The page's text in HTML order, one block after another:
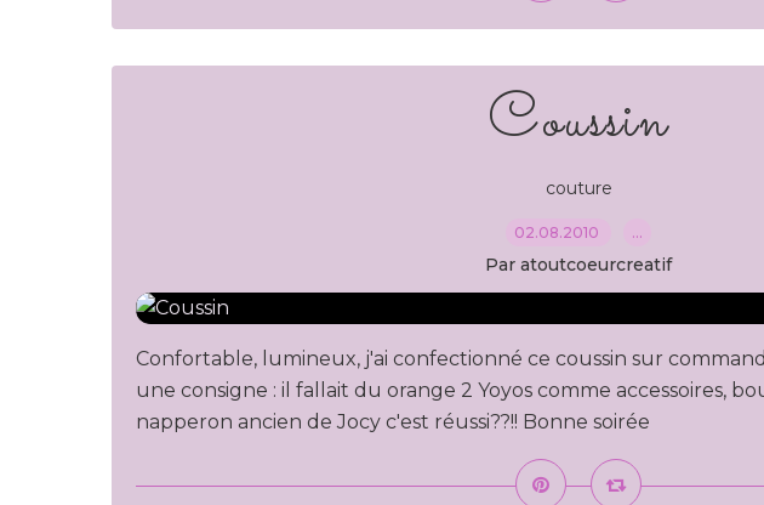
Coussin
couture
02.08.2010 …
Par atoutcoeurcreatif
Confortable, lumineux, j'ai confectionné ce coussin sur
une consigne : il fallait du orange 2 Yoyos comme accessoires,
napperon ancien de Jocy c'est réussi??!! Bonne soirée